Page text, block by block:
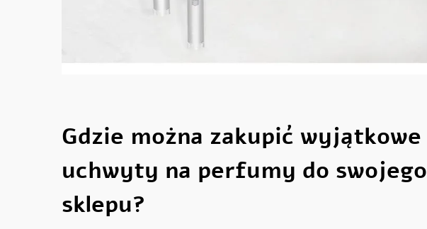
Gdzie można zakupić wyjątkowe
uchwyty na perfumy do swojego
sklepu?